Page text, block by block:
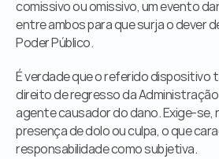
comissivo ou omissivo, um evento
entre ambos para que surja o dever
Poder Público.
É verdade que o referido dispositivo
direito de regresso da
agente causador do dano. Exige-se,
presença de dolo ou culpa, o que
responsabilidade como subjetiva.